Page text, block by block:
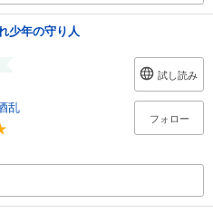
少年の守り人
乱
試し読み
フォロー